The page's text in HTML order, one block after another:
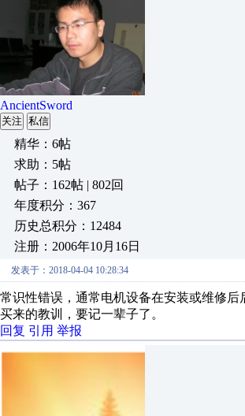
AncientSword
关注 私信
精华：6帖
求助：5帖
帖子：162帖 | 802回
年度积分：367
历史总积分：12484
注册：2006年10月16日
发表于：2018-04-04 10:28:34
常识性错误，通常电机设备在安装或维修
买来的教训，要记一辈子了。
回复 引用 举报